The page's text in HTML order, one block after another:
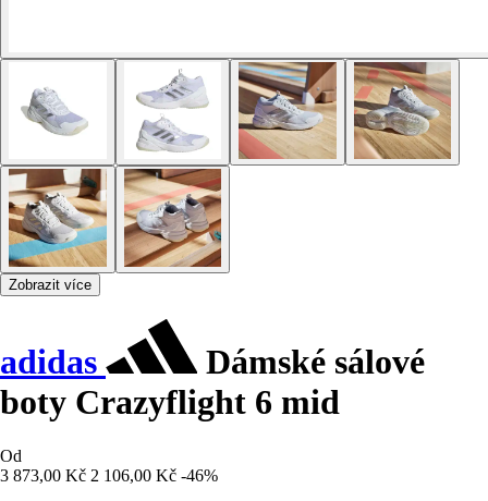
Zobrazit více
adidas
Dámské sálové
boty Crazyflight 6 mid
Od
3 873,00 Kč 2 106,00 Kč -46%